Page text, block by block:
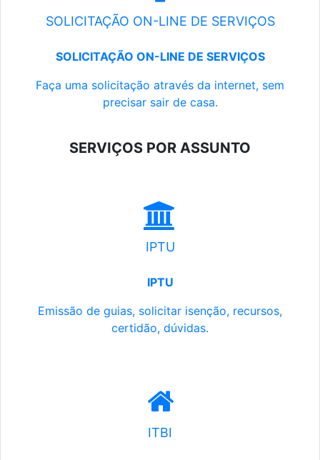
SOLICITAÇÃO ON-LINE DE SERVIÇOS
SOLICITAÇÃO ON-LINE DE SERVIÇOS
Faça uma solicitação através da internet, sem
precisar sair de casa.
SERVIÇOS POR ASSUNTO
IPTU
IPTU
Emissão de guias, solicitar isenção, recursos,
certidão, dúvidas.
ITBI